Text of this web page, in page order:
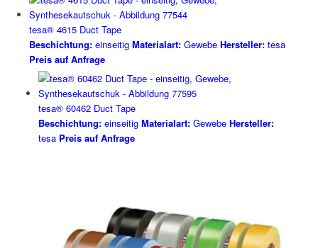
tesa® 4615 Duct Tape
Beschichtung:einseitig Materialart:Gewebe Hersteller:tesa
Preis auf Anfrage
tesa® 60462 Duct Tape
Beschichtung:einseitig Materialart:Gewebe Hersteller:
tesa Preis auf Anfrage